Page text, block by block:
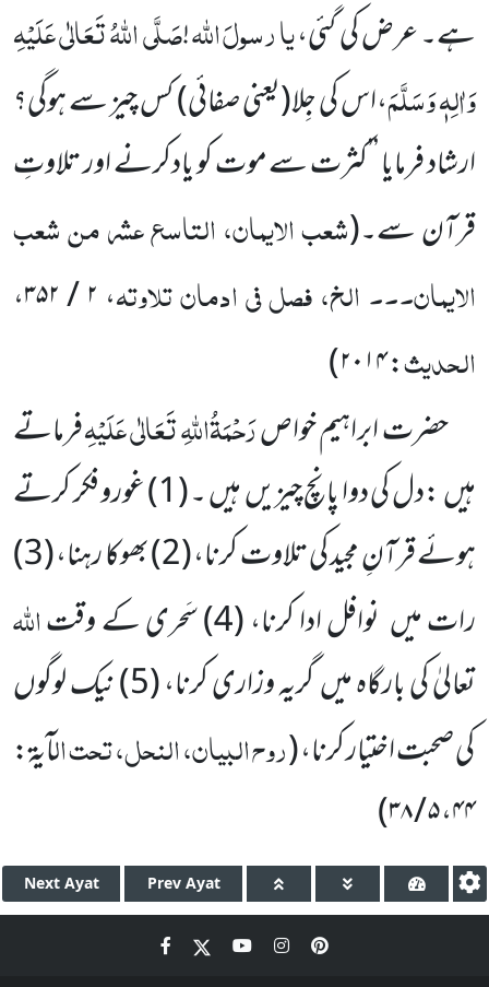
ہے۔ عرض کی گئی،یارسولَاللّٰہ!صَلَّی اللّٰہُ تَعَالٰی عَلَیْہِ
وَاٰلِہٖ وَسَلَّمَ،اس کی جِلا(یعنی صفائی)کس چیز سےہوگی؟
ارشاد فرمایا ’’کثرت سے موت کو یادکرنے اور تلاوتِ
قرآن سے۔(شعب الایمان، التاسع عشر من شعب
الایمان۔۔۔ الخ، فصل فی ادمان تلاوتہ، ۲ / ۳۵۲،
الحدیث: ۲۰۱۴
)
حضرت ابراہیم خواصرَحْمَۃُاللّٰہِ تَعَالٰی عَلَیْہِفرماتے
ہیں:دل کی دوا پانچ چیزیںہیں ۔ (1) غورو فکر کرتے
ہوئےقرآنِ مجید کی تلاوت کرنا، (2) بھوکا رہنا، (3
)
رات میں نوافل ادا کرنا، (4) سَحری کے وقتاللّٰہ
تعالیٰ کی بارگاہ میںگریہ وزاری کرنا، (5) نیک لوگوں
کی صحبت اختیار کرنا،(روح البیان، النحل، تحت الآیۃ:
۴۴، ۵ / ۳۸
)
Next Ayat Prev Ayat